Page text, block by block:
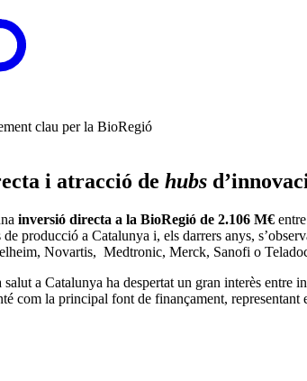
i atracció de hubs
inversió directa a la BioRegió de 2.106 M€
producció a Catalunya i, els darrers anys,
Novartis, Medtronic, Merck, Sanofi o
a Catalunya ha despertat un gran interès
com la principal font de finançament, representant